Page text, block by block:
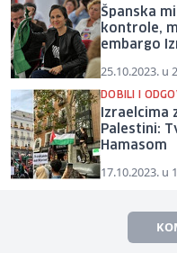
Španska
kontrole,
embargo
25.10.2023. u
DOBILI I
Izraelcima
Palestini:
Hamasom
17.10.2023. u